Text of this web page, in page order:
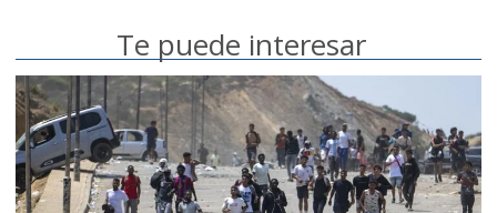
Te puede interesar